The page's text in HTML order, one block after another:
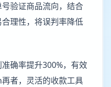
验证商品流向，结合
理性，将误判率降低
确率提升300%，有效
者，灵活的收款工具